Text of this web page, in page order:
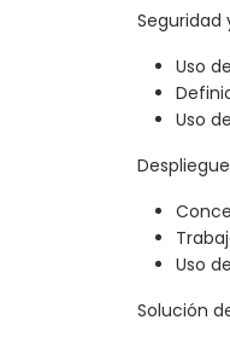
Uso
Uso
Despliegue
Uso
Solución